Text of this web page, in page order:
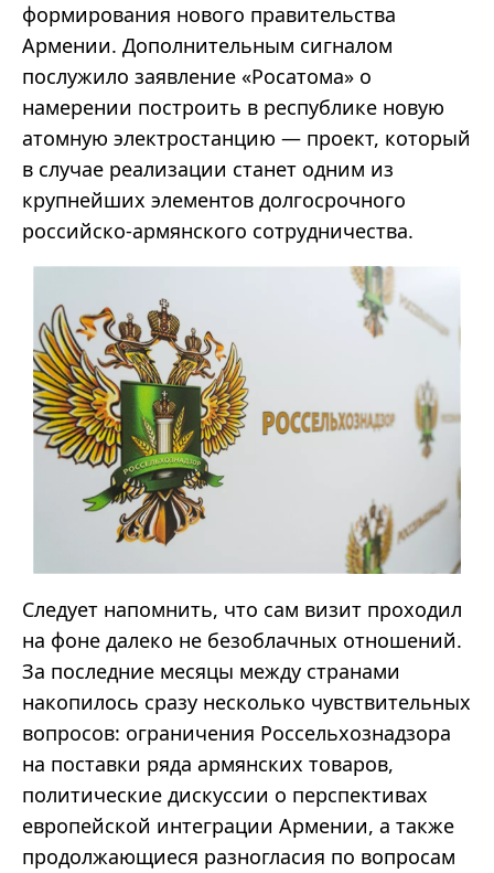
формирования нового правительства
Армении. Дополнительным сигналом
послужило заявление «Росатома» о
намерении построить в республике новую
атомную электростанцию — проект, который
в случае реализации станет одним из
крупнейших элементов долгосрочного
российско-армянского сотрудничества.
Следует напомнить, что сам визит проходил
на фоне далеко не безоблачных отношений.
За последние месяцы между странами
накопилось сразу несколько чувствительных
вопросов: ограничения Россельхознадзора
на поставки ряда армянских товаров,
политические дискуссии о перспективах
европейской интеграции Армении, а также
продолжающиеся разногласия по вопросам